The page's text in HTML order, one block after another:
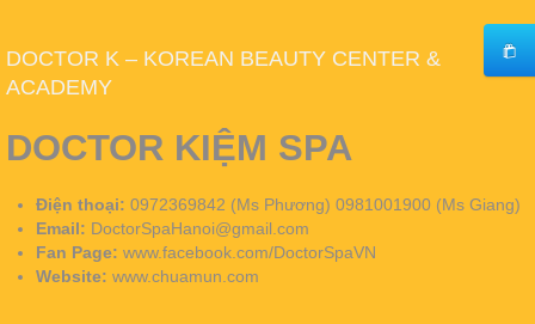
DOCTOR K – KOREAN BEAUTY CENTER &
ACADEMY
DOCTOR KIỆM SPA
Điện thoại: 0972369842 (Ms Phương) 0981001900 (Ms Giang)
Email: DoctorSpaHanoi@gmail.com
Fan Page: www.facebook.com/DoctorSpaVN
Website: www.chuamun.com